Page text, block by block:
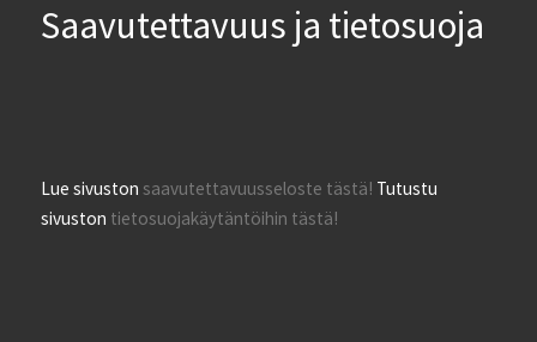
Saavutettavuus ja tietosuoja
Lue sivustonsaavutettavuusseloste tästä! Tutustu
sivuston tietosuojakäytäntöihin tästä!